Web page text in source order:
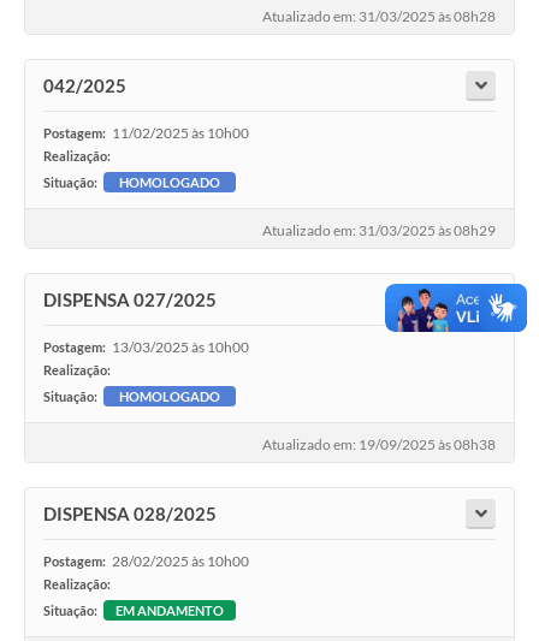
Atualizado em: 31/03/2025 às 08h28
042/2025
Postagem: 11/02/2025 às 10h00
Realização:
Situação:
HOMOLOGADO
Atualizado em: 31/03/2025 às 08h29
DISPENSA 027/2025
Postagem: 13/03/2025 às 10h00
Realização:
Situação:
HOMOLOGADO
Atualizado em: 19/09/2025 às 08h38
DISPENSA 028/2025
Postagem: 28/02/2025 às 10h00
Realização:
Situação:
EM ANDAMENTO